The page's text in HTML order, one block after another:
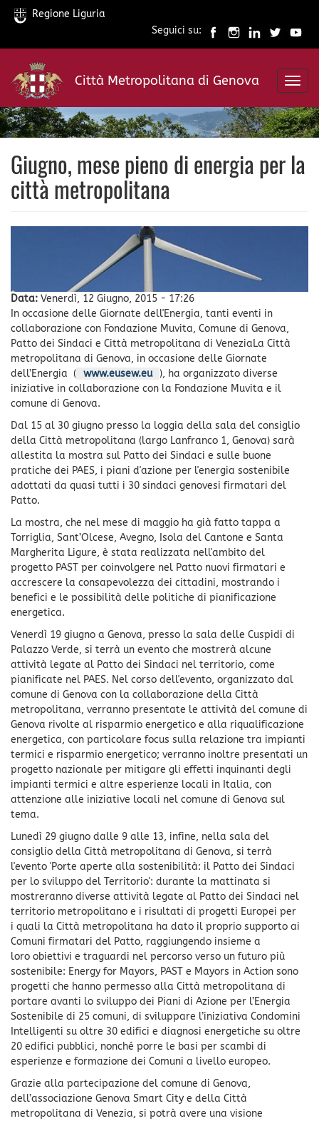
Salta
contenuto
principale
Regione Liguria
Seguici su:
Città Metropolitana di Genova
Giugno, mese pieno di energia per la
città metropolitana
Data: Venerdì, 12 Giugno, 2015 - 17:26
In occasione delle Giornate dell'Energia, tanti eventi in
collaborazione con Fondazione Muvita, Comune di Genova,
Patto dei Sindaci e Città metropolitana di VeneziaLa Città
metropolitana di Genova, in occasione delle Giornate
dell’Energia ( www.eusew.eu
), ha organizzato diverse
iniziative in collaborazione con la Fondazione Muvita e il
comune di Genova.
Dal 15 al 30 giugno presso la loggia della sala del consiglio
della Città metropolitana (largo Lanfranco 1, Genova) sarà
allestita la mostra sul Patto dei Sindaci e sulle buone
pratiche dei PAES, i piani d'azione per l'energia sostenibile
adottati da quasi tutti i 30 sindaci genovesi firmatari del
Patto.
La mostra, che nel mese di maggio ha già fatto tappa a
Torriglia, Sant’Olcese, Avegno, Isola del Cantone e Santa
Margherita Ligure, è stata realizzata nell'ambito del
progetto PAST per coinvolgere nel Patto nuovi firmatari e
accrescere la consapevolezza dei cittadini, mostrando i
benefici e le possibilità delle politiche di pianificazione
energetica.
Venerdì 19 giugno a Genova, presso la sala delle Cuspidi di
Palazzo Verde, si terrà un evento che mostrerà alcune
attività legate al Patto dei Sindaci nel territorio, come
pianificate nel PAES. Nel corso dell'evento, organizzato dal
comune di Genova con la collaborazione della Città
metropolitana, verranno presentate le attività del comune di
Genova rivolte al risparmio energetico e alla riqualificazione
energetica, con particolare focus sulla relazione tra impianti
termici e risparmio energetico; verranno inoltre presentati un
progetto nazionale per mitigare gli effetti inquinanti degli
impianti termici e altre esperienze locali in Italia, con
attenzione alle iniziative locali nel comune di Genova sul
tema.
Lunedì 29 giugno dalle 9 alle 13, infine, nella sala del
consiglio della Città metropolitana di Genova, si terrà
l'evento 'Porte aperte alla sostenibilità: il Patto dei Sindaci
per lo sviluppo del Territorio': durante la mattinata si
mostreranno diverse attività legate al Patto dei Sindaci nel
territorio metropolitano e i risultati di progetti Europei per
i quali la Città metropolitana ha dato il proprio supporto ai
Comuni firmatari del Patto, raggiungendo insieme a
loro obiettivi e traguardi nel percorso verso un futuro più
sostenibile: Energy for Mayors, PAST e Mayors in Action sono
progetti che hanno permesso alla Città metropolitana di
portare avanti lo sviluppo dei Piani di Azione per l’Energia
Sostenibile di 25 comuni, di sviluppare l’iniziativa Condomini
Intelligenti su oltre 30 edifici e diagnosi energetiche su oltre
20 edifici pubblici, nonché porre le basi per scambi di
esperienze e formazione dei Comuni a livello europeo.
Grazie alla partecipazione del comune di Genova,
dell’associazione Genova Smart City e della Città
metropolitana di Venezia, si potrà avere una visione